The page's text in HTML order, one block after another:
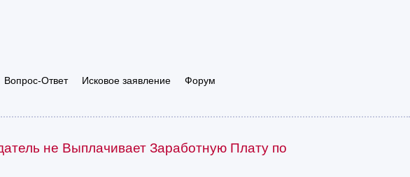
Вопрос-Ответ Исковое заявление
Форум
не Выплачивает Заработную Плату по